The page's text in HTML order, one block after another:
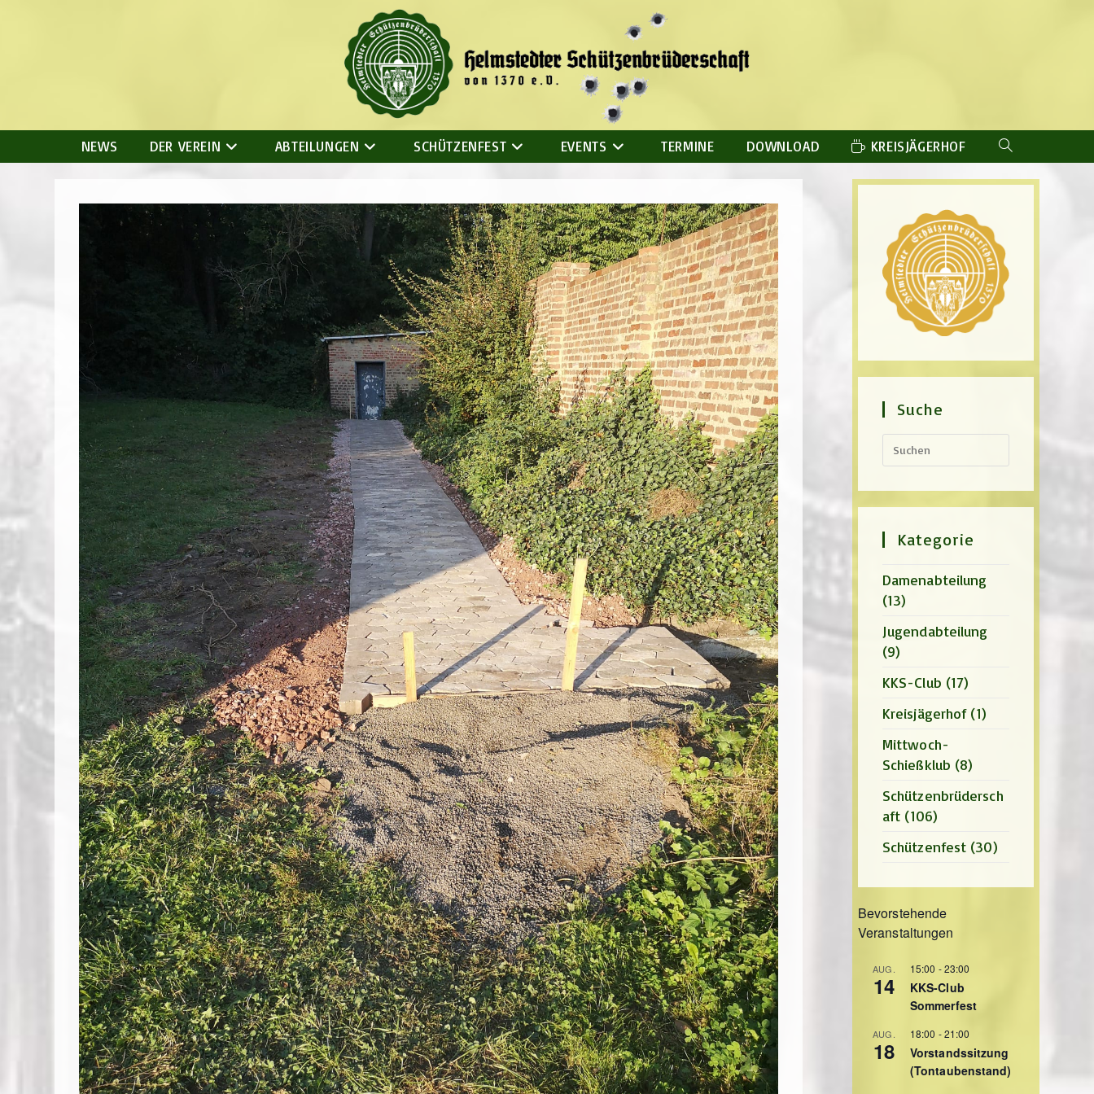
NEWS DER VEREIN ABTEILUNGEN SCHÜTZENFEST EVENTS TERMINE DOWNLOAD KREISJÄGERHOF WEBSITE-
SUCHE
Suche
Kategorie
Damenabteilung
(13)
Jugendabteilung
(9)
KKS-Club (17)
Kreisjägerhof (1)
Mittwoch-
Schießklub (8)
Schützenbrüdersch
aft (106)
Schützenfest (30)
Bevorstehende
Veranstaltungen
AUG.
14
15:00 -23:00
KKS-Club
Sommerfest
AUG.
18
18:00 -21:00
Vorstandssitzung
(Tontaubenstand)